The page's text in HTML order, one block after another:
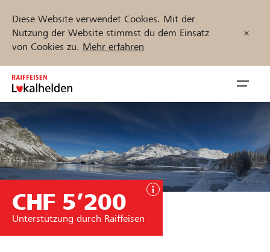
Diese Website verwendet Cookies. Mit der
Nutzung der Website stimmst du dem Einsatz
von Cookies zu. Mehr erfahren
Zum
Inhalt
springen
öffnen
Unterstützen
Projekte und Organisationen finden
Jetzt starten
CHF 5’200
Unterstützung durch Raiffeisen